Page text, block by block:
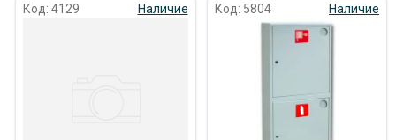
Код: 4129 Наличие Код: 5804 Наличие